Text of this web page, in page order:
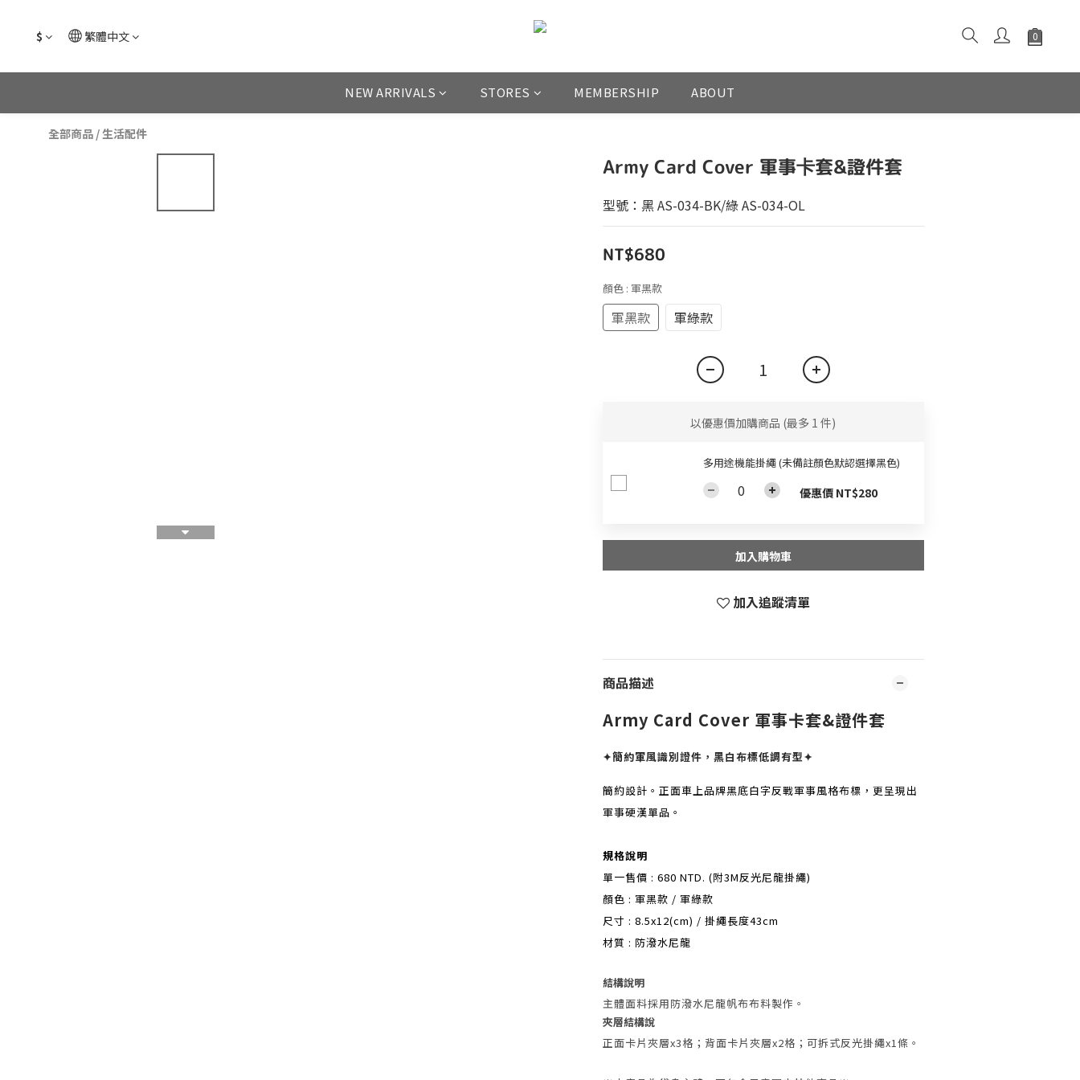
$ 繁體中文
NEW ARRIVALS STORES MEMBERSHIP ABOUT
全部商品 /生活配件
Army Card Cover 軍事卡套&證件套
型號：黑 AS-034-BK/綠 AS-034-OL
NT$680
顏色 : 軍黑款
軍黑款 軍綠款
以優惠價加購商品 (最多 1 件)
多用途機能掛繩 (未備註顏色默認選擇黑色)
優惠價 NT$280
加入購物車
加入追蹤清單
商品描述
Army Card Cover 軍事卡套&證件套
✦簡約軍風識別證件，黑白布標低調有型✦
簡約設計。正面車上品牌黑底白字反戰軍事風格布標，更呈現出
軍事硬漢單品。
規格說明
單一售價 : 680 NTD. (附3M反光尼龍掛繩)
顏色 : 軍黑款 / 軍綠款
尺寸 : 8.5x12(cm) / 掛繩長度43cm
材質 : 防潑水尼龍
結構說明
主體面料採用防潑水尼龍帆布布料製作。
夾層結構說
正面卡片夾層x3格；背面卡片夾層x2格；可拆式反光掛繩x1條。